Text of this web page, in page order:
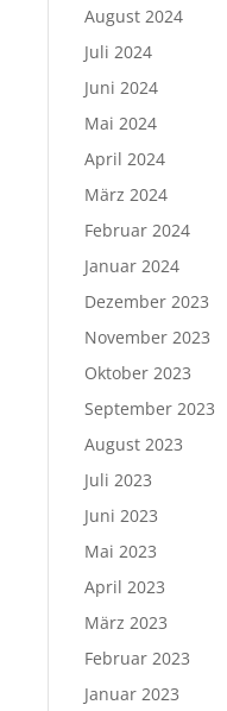
August 2024
Juli 2024
Juni 2024
Mai 2024
April 2024
März 2024
Februar 2024
Januar 2024
Dezember 2023
November 2023
Oktober 2023
September 2023
August 2023
Juli 2023
Juni 2023
Mai 2023
April 2023
März 2023
Februar 2023
Januar 2023